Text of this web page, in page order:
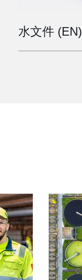
水文件 (EN)